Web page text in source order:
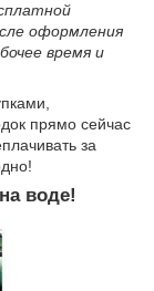
оформления
время и
прямо сейчас
за
воде!